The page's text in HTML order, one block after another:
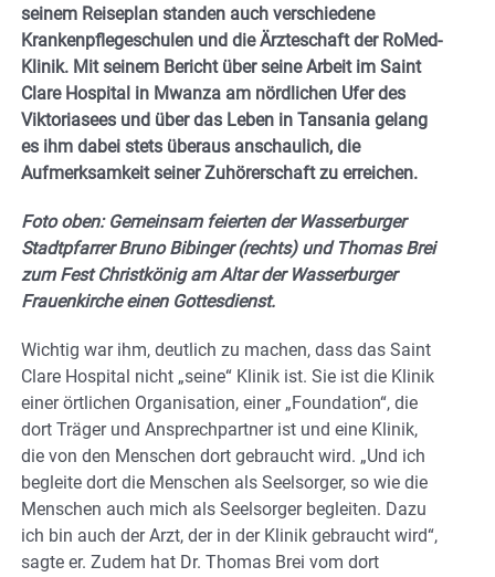
seinem Reiseplan standen auch verschiedene
Krankenpflegeschulen und die Ärzteschaft der RoMed-
Klinik. Mit seinem Bericht über seine Arbeit im Saint
Clare Hospital in Mwanza am nördlichen Ufer des
Viktoriasees und über das Leben in Tansania gelang
es ihm dabei stets überaus anschaulich, die
Aufmerksamkeit seiner Zuhörerschaft zu erreichen.
Foto oben: Gemeinsam feierten der Wasserburger
Stadtpfarrer Bruno Bibinger (rechts) und Thomas Brei
zum Fest Christkönig am Altar der Wasserburger
Frauenkirche einen Gottesdienst.
Wichtig war ihm, deutlich zu machen, dass das Saint
Clare Hospital nicht „seine“ Klinik ist. Sie ist die Klinik
einer örtlichen Organisation, einer „Foundation“, die
dort Träger und Ansprechpartner ist und eine Klinik,
die von den Menschen dort gebraucht wird. „Und ich
begleite dort die Menschen als Seelsorger, so wie die
Menschen auch mich als Seelsorger begleiten. Dazu
ich bin auch der Arzt, der in der Klinik gebraucht wird“,
sagte er. Zudem hat Dr. Thomas Brei vom dort